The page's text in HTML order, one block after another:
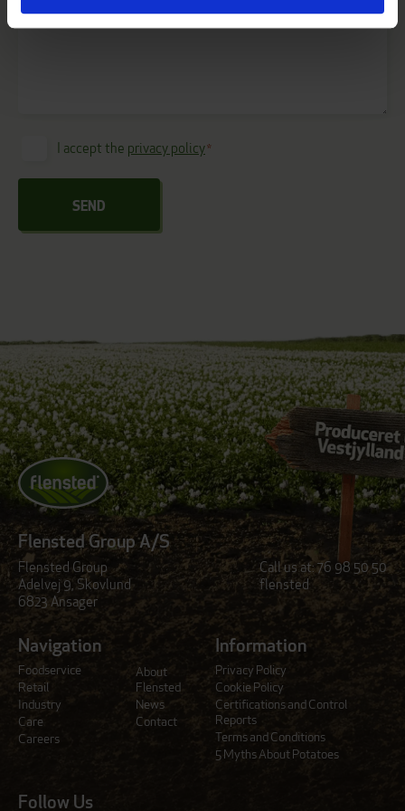
de har indsamlet fra din brug af deres tjenester.
ConsentI accept the privacy policy*
Flensted Group A/S
Flensted Group
Adelvej 9, Skovlund
6823 Ansager
Call us at:76 98 50 50
flensted
Navigation
Foodservice
Retail
Industry
Care
Careers
About
Flensted
News
Contact
Information
Privacy Policy
Cookie Policy
Certifications and Control
Reports
Terms and Conditions
5 Myths About Potatoes
Follow Us